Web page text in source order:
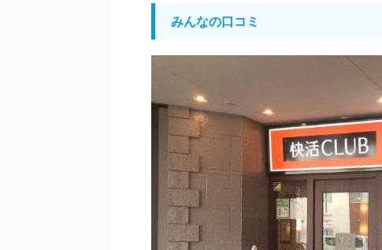
みんなの口コミ